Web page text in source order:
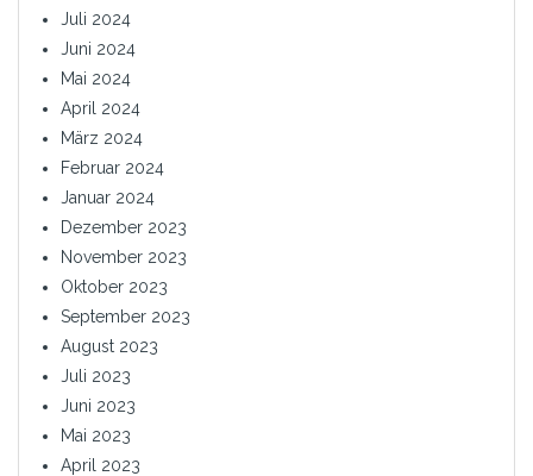
Juli 2024
Juni 2024
Mai 2024
April 2024
März 2024
Februar 2024
Januar 2024
Dezember 2023
November 2023
Oktober 2023
September 2023
August 2023
Juli 2023
Juni 2023
Mai 2023
April 2023